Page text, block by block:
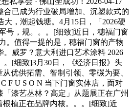
合已成为行业破局增加、沉塑款式的
，潮起钱塘。4月15日，「2026硬
号，规。。。[细致]近日，穗福门窗
。值得一提的是，穗福门窗的产物
威罗？意大利进口艺术涂料 2026
[细致]3月30日，《经济日报》头
优供拓需、智制引领、零碳为要、
F U S O N 当下门窗实体店，面对
漆艺丛林？高定」从题展正在广州
植正在品牌内核。。。[细致]近